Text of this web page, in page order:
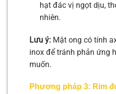
hạt đác vị ngọt dịu,
nhiên.
Lưu ý: Mật ong có tính
inox để tránh phản ứng
muốn.
Phương pháp 3: Rim